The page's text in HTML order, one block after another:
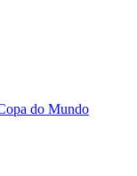
do Mundo